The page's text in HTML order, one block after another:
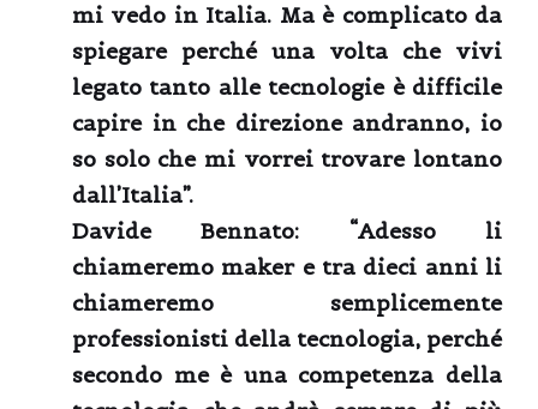
mi vedo in Italia. Ma è complicato da
spiegare perché una volta che vivi
legato tanto alle tecnologie è difficile
capire in che direzione andranno, io
so solo che mi vorrei trovare lontano
dall’Italia”.
Davide Bennato: “Adesso li
chiameremo maker e tra dieci anni li
chiameremo semplicemente
professionisti della tecnologia, perché
secondo me è una competenza della